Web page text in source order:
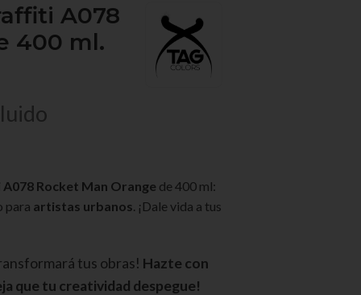
A078
400 ml.
Rocket Man Orange de 400 ml:
para artistas urbanos . ¡Dale vida a tus
tus obras! Hazte con
que tu creatividad despegue!